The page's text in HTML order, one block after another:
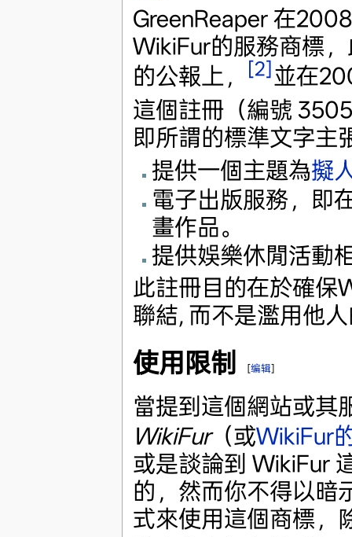
GreenReaper 在
WikiFur的服務商標
的公報上，
[2] 並在
這個註冊（編號
即所謂的標準文字主
提供一個主題為擬
電子出版服務，即
畫作品。
提供娛樂休閒活動
此註冊目的在於確保
聯結, 而不是濫用他
使用限制 [编辑]
當提到這個網站或其
WikiFur（或WikiFur
或是談論到 WikiFur
的，然而你不得以暗
式來使用這個商標，